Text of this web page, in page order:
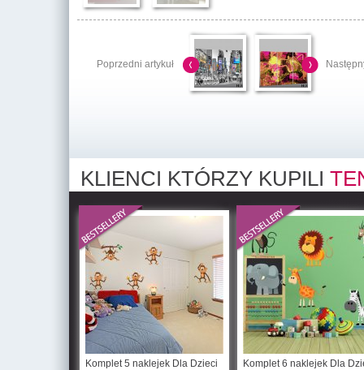
Poprzedni artykuł
KLIENCI KTÓRZY KUPILI
Komplet 5 naklejek Dla Dzieci Komplet 6 naklejek Dla